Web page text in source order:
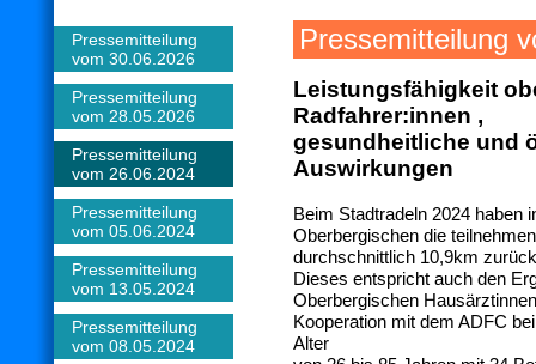
Pressemitteilung
vom 30.06.2026
Pressemitteilung
vom 28.05.2026
Pressemitteilung
vom 26.06.2024
Pressemitteilung
vom 05.06.2024
Pressemitteilung
vom 13.05.2024
Pressemitteilung
vom 08.05.2024
Pressemitteilung
Leistungsfähigkeit
Radfahrer:innen ,
gesundheitliche und
Auswirkungen
Beim Stadtradeln 2024 haben
Oberbergischen die
durchschnittlich 10,9km
Dieses entspricht auch den
Oberbergischen
Kooperation mit dem ADFC
Alter